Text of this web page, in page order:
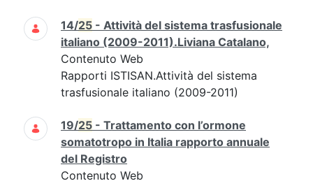
14/25 - Attività del sistema trasfusionale
italiano (2009-2011).Liviana Catalano,
Contenuto Web
Rapporti ISTISAN.Attività del sistema
trasfusionale italiano (2009-2011)
19/25 - Trattamento con l’ormone
somatotropo in Italia rapporto annuale
del Registro
Contenuto Web